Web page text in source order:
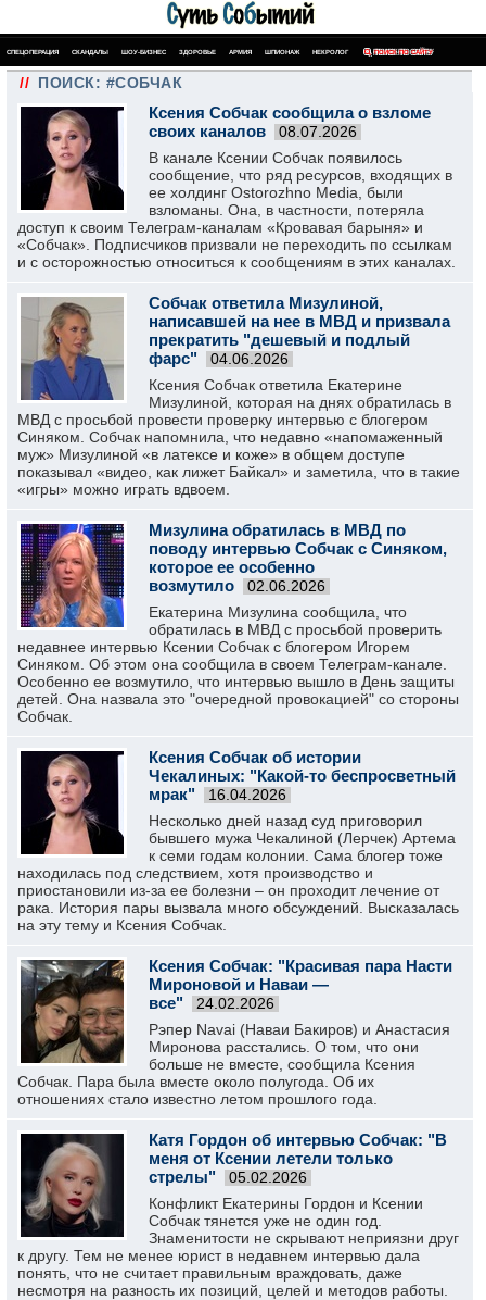
СПЕЦОПЕРАЦИЯ СКАНДАЛЫ ШОУ-БИЗНЕС ЗДОРОВЬЕ АРМИЯ ШПИОНАЖ НЕКРОЛОГ ПОИСК ПО САЙТУ
// ПОИСК: #СОБЧАК
Ксения Собчак сообщила о взломе
своих каналов
08.07.2026
В канале Ксении Собчак появилось
сообщение, что ряд ресурсов, входящих в
ее холдинг Ostorozhno Media, были
взломаны. Она, в частности, потеряла
доступ к своим Телеграм-каналам «Кровавая барыня» и
«Собчак». Подписчиков призвали не переходить по ссылкам
и с осторожностью относиться к сообщениям в этих каналах.
Собчак ответила Мизулиной,
написавшей на нее в МВД и призвала
прекратить "дешевый и подлый
фарс"
04.06.2026
Ксения Собчак ответила Екатерине
Мизулиной, которая на днях обратилась в
МВД с просьбой провести проверку интервью с блогером
Синяком. Собчак напомнила, что недавно «напомаженный
муж» Мизулиной «в латексе и коже» в общем доступе
показывал «видео, как лижет Байкал» и заметила, что в такие
«игры» можно играть вдвоем.
Мизулина обратилась в МВД по
поводу интервью Собчак с Синяком,
которое ее особенно
возмутило
02.06.2026
Екатерина Мизулина сообщила, что
обратилась в МВД с просьбой проверить
недавнее интервью Ксении Собчак с блогером Игорем
Синяком. Об этом она сообщила в своем Телеграм-канале.
Особенно ее возмутило, что интервью вышло в День защиты
детей. Она назвала это "очередной провокацией" со стороны
Собчак.
Ксения Собчак об истории
Чекалиных: "Какой-то беспросветный
мрак"
16.04.2026
Несколько дней назад суд приговорил
бывшего мужа Чекалиной (Лерчек) Артема
к семи годам колонии. Сама блогер тоже
находилась под следствием, хотя производство и
приостановили из-за ее болезни – он проходит лечение от
рака. История пары вызвала много обсуждений. Высказалась
на эту тему и Ксения Собчак.
Ксения Собчак: "Красивая пара Насти
Мироновой и Наваи —
все"
24.02.2026
Рэпер Navai (Наваи Бакиров) и Анастасия
Миронова расстались. О том, что они
больше не вместе, сообщила Ксения
Собчак. Пара была вместе около полугода. Об их
отношениях стало известно летом прошлого года.
Катя Гордон об интервью Собчак: "В
меня от Ксении летели только
стрелы"
05.02.2026
Конфликт Екатерины Гордон и Ксении
Собчак тянется уже не один год.
Знаменитости не скрывают неприязни друг
к другу. Тем не менее юрист в недавнем интервью дала
понять, что не считает правильным враждовать, даже
несмотря на разность их позиций, целей и методов работы.